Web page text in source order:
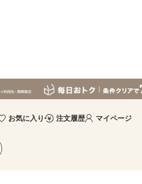
お気に入り 注文履歴 マイページ